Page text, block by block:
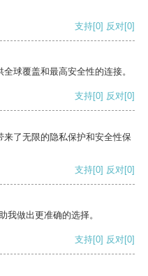
支持[0] 反对[0]
球覆盖和最高安全性的连接。
支持[0] 反对[0]
了无限的隐私保护和安全性保
支持[0] 反对[0]
我做出更准确的选择。
支持[0] 反对[0]